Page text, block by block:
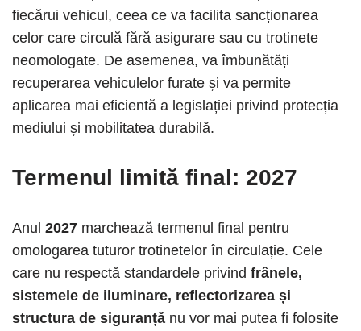
fiecărui vehicul, ceea ce va facilita sancționarea
celor care circulă fără asigurare sau cu trotinete
neomologate. De asemenea, va îmbunătăți
recuperarea vehiculelor furate și va permite
aplicarea mai eficientă a legislației privind protecția
mediului și mobilitatea durabilă.
Termenul limită final: 2027
Anul 2027 marchează termenul final pentru
omologarea tuturor trotinetelor în circulație. Cele
care nu respectă standardele privind frânele,
sistemele de iluminare, reflectorizarea și
structura de siguranță nu vor mai putea fi folosite